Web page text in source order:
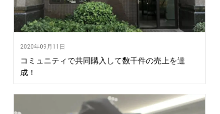
2020年09月11日
コミュニティで共同購入して数千件の売上を達
成！